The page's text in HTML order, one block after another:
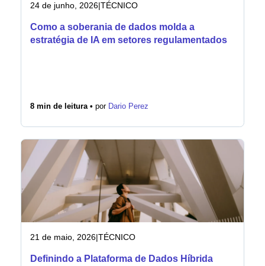
24 de junho, 2026|TÉCNICO
Como a soberania de dados molda a
estratégia de IA em setores regulamentados
8 min de leitura • por Dario Perez
21 de maio, 2026|TÉCNICO
Definindo a Plataforma de Dados Híbrida